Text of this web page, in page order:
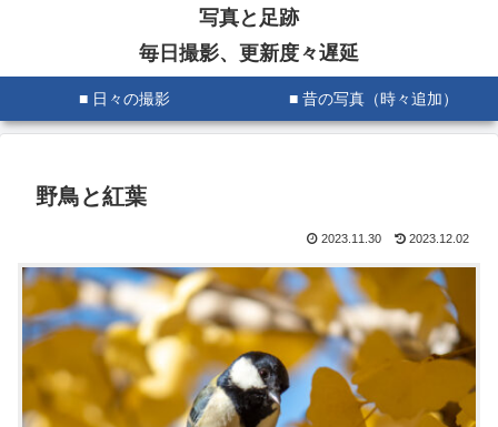
写真と足跡
毎日撮影、更新度々遅延
■ 日々の撮影 ■ 昔の写真（時々追加）
野鳥と紅葉
2023.11.30 2023.12.02